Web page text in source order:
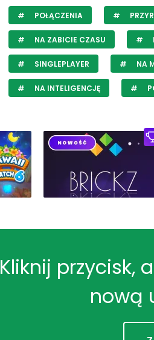
POŁĄCZENIA
NA ZABICIE CZASU
SINGLEPLAYER NA
NA INTELIGENCJĘ
Kliknij przycisk,
nową